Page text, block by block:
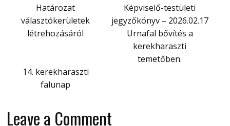
Határozat
választókerületek
létrehozásáról
Képviselő-testületi
jegyzőkönyv – 2026.02.17
Urnafal bővítés a
kerekharaszti
temetőben.
14. kerekharaszti
falunap
Leave a Comment